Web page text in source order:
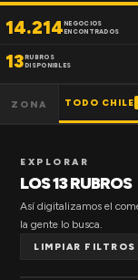
14.214NEGOCIOS
ENCONTRADOS
13RUBROS
DISPONIBLES
ZONA TODO CHILE
EXPLORAR
LOS 13 RUBROS
Así digitalizamos el
la gente lo busca.
LIMPIAR FILTROS